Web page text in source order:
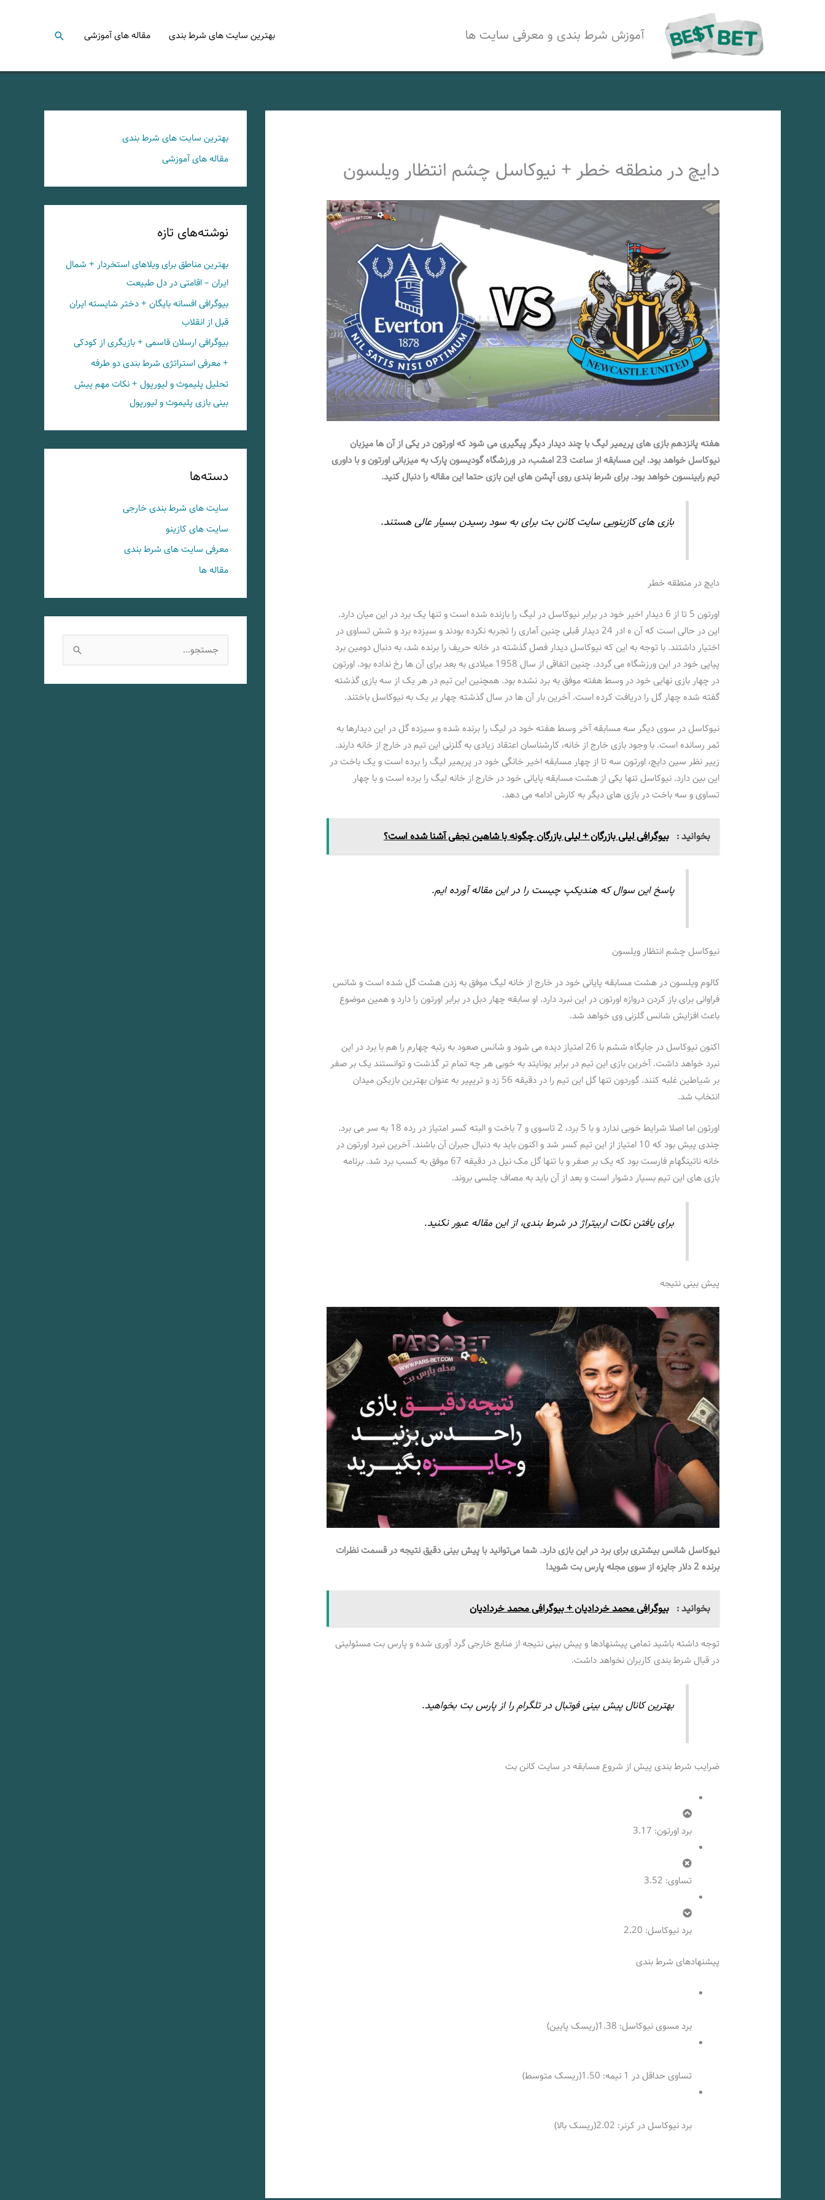
آموزش شرط بندی و معرفی سایت ها بهترین سایت های شرط بندی مقاله های آموزشی جستجو
دایچ در منطقه خطر + نیوکاسل چشم انتظار ویلسون
هفته پانزدهم بازی های پریمیر لیگ با چند دیدار دیگر پیگیری می شود که اورتون در یکی از آن ها میزبان
نیوکاسل خواهد بود. این مسابقه از ساعت 23 امشب، در ورزشگاه گودیسون پارک به میزبانی اورتون و با داوری
تیم رابینسون خواهد بود. برای شرط بندی روی آپشن های این بازی حتما این مقاله را دنبال کنید.
بازی های کازینویی سایت کانن بت برای به سود رسیدن بسیار عالی هستند.
دایچ در منطقه خطر
اورتون 5 تا از 6 دیدار اخیر خود در برابر نیوکاسل در لیگ را بازنده شده است و تنها یک برد در این میان دارد.
این در حالی است که آن ه ادر 24 دیدار قبلی چنین آماری را تجربه نکرده بودند و سیزده برد و شش تساوی در
اختیار داشتند. با توجه به این که نیوکاسل دیدار فصل گذشته در خانه حریف را برنده شد، به دنبال دومین برد
پیاپی خود در این ورزشگاه می گردد. چنین اتفاقی از سال 1958 میلادی به بعد برای آن ها رخ نداده بود. اورتون
در چهار بازی نهایی خود در وسط هفته موفق به برد نشده بود. همچنین این تیم در هر یک از سه بازی گذشته
گفته شده چهار گل را دریافت کرده است. آخرین بار آن ها در سال گذشته چهار بر یک به نیوکاسل باختند.
نیوکاسل در سوی دیگر سه مسابقه آخر وسط هفته خود در لیگ را برنده شده و سیزده گل در این دیدارها به
ثمر رسانده است. با وجود بازی خارج از خانه، کارشناسان اعتقاد زیادی به گلزنی این تیم در خارج از خانه دارند.
زییر نظر سین دایچ، اورتون سه تا از چهار مسابقه اخیر خانگی خود در پریمیر لیگ را برده است و یک باخت در
این بین دارد. نیوکاسل تنها یکی از هشت مسابقه پایانی خود در خارج از خانه لیگ را برده است و با چهار
تساوی و سه باخت در بازی های دیگر به کارش ادامه می دهد.
بخوانید : بیوگرافی لیلی بازرگان + لیلی بازرگان چگونه با شاهین نجفی آشنا شده است؟
پاسخ این سوال که هندیکپ چیست را در این مقاله آورده ایم.
نیوکاسل چشم انتظار ویلسون
کالوم ویلسون در هشت مسابقه پایانی خود در خارج از خانه لیگ موفق به زدن هشت گل شده است و شانس
فراوانی برای باز کردن دروازه اورتون در این نبرد دارد. او سابقه چهار دبل در برابر اورتون را دارد و همین موضوع
باعث افزایش شانس گلزنی وی خواهد شد.
اکنون نیوکاسل در جایگاه ششم با 26 امتیاز دیده می شود و شانس صعود به رتبه چهارم را هم با برد در این
نبرد خواهد داشت. آخرین بازی این تیم در برابر یونایتد به خوبی هر چه تمام تر گذشت و توانستند یک بر صفر
بر شیاطین غلبه کنند. گوردون تنها گل این تیم را در دقیقه 56 زد و تریپیر به عنوان بهترین بازیکن میدان
انتخاب شد.
اورتون اما اصلا شرایط خوبی ندارد و با 5 برد، 2 تاسوی و 7 باخت و البته کسر امتیاز در رده 18 به سر می برد.
چندی پیش بود که 10 امتیاز از این تیم کسر شد و اکنون باید به دنبال جبران آن باشند. آخرین نبرد اورتون در
خانه ناتینگهام فارست بود که یک بر صفر و با تنها گل مک نیل در دقیقه 67 موفق به کسب برد شد. برنامه
بازی های این تیم بسیار دشوار است و بعد از آن باید به مصاف چلسی بروند.
برای یافتن نکات اربیتراژ در شرط بندی، از این مقاله عبور نکنید.
پیش بینی نتیجه
نیوکاسل شانس بیشتری برای برد در این بازی دارد. شما می‌توانید با پیش بینی دقیق نتیجه در قسمت نظرات
برنده 2 دلار جایزه از سوی مجله پارس بت شوید!
بخوانید : بیوگرافی محمد خردادیان + بیوگرافی محمد خردادیان
توجه داشته باشید تمامی پیشنهادها و پیش بینی نتیجه از منابع خارجی گرد آوری شده و پارس بت مسئولیتی
در قبال شرط بندی کاربران نخواهد داشت.
بهترین کانال پیش بینی فوتبال در تلگرام را از پارس بت بخواهید.
ضرایب شرط بندی پیش از شروع مسابقه در سایت کانن بت
برد اورتون: 3.17
تساوی: 3.52
برد نیوکاسل: 2.20
پیشنهادهای شرط بندی
برد مسوی نیوکاسل: 1.38(ریسک پایین)
تساوی حداقل در 1 نیمه: 1.50(ریسک متوسط)
برد نیوکاسل در کرنر: 2.02(ریسک بالا)
بهترین سایت های شرط بندی
مقاله های آموزشی
نوشته‌های تازه
بهترین مناطق برای ویلاهای استخردار + شمال
ایران – اقامتی در دل طبیعت
بیوگرافی افسانه بایگان + دختر شایسته ایران
قبل از انقلاب
بیوگرافی ارسلان قاسمی + بازیگری از کودکی
+ معرفی استراتژی شرط بندی دو طرفه
تحلیل پلیموث و لیورپول + نکات مهم پیش
بینی بازی پلیموث و لیورپول
دسته‌ها
سایت های شرط بندی خارجی
سایت های کازینو
معرفی سایت های شرط بندی
مقاله ها
س
ت